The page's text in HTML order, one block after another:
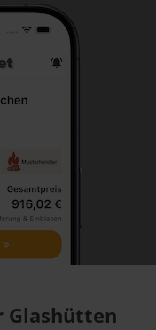
Glashütten